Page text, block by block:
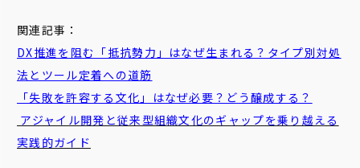
関連記事：
DX推進を阻む「抵抗勢力」はなぜ生まれる？タイプ別対処
法とツール定着への道筋
「失敗を許容する文化」はなぜ必要？どう醸成する？
アジャイル開発と従来型組織文化のギャップを乗り越える
実践的ガイド